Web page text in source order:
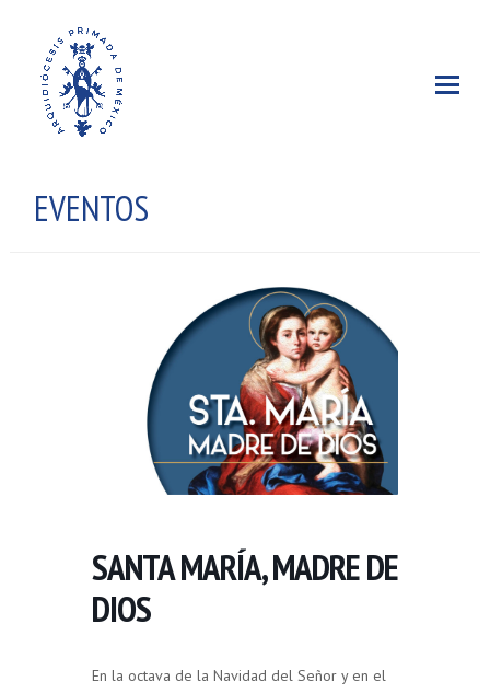
EVENTOS
SANTA MARÍA, MADRE DE
DIOS
En la octava de la Navidad del Señor y en el